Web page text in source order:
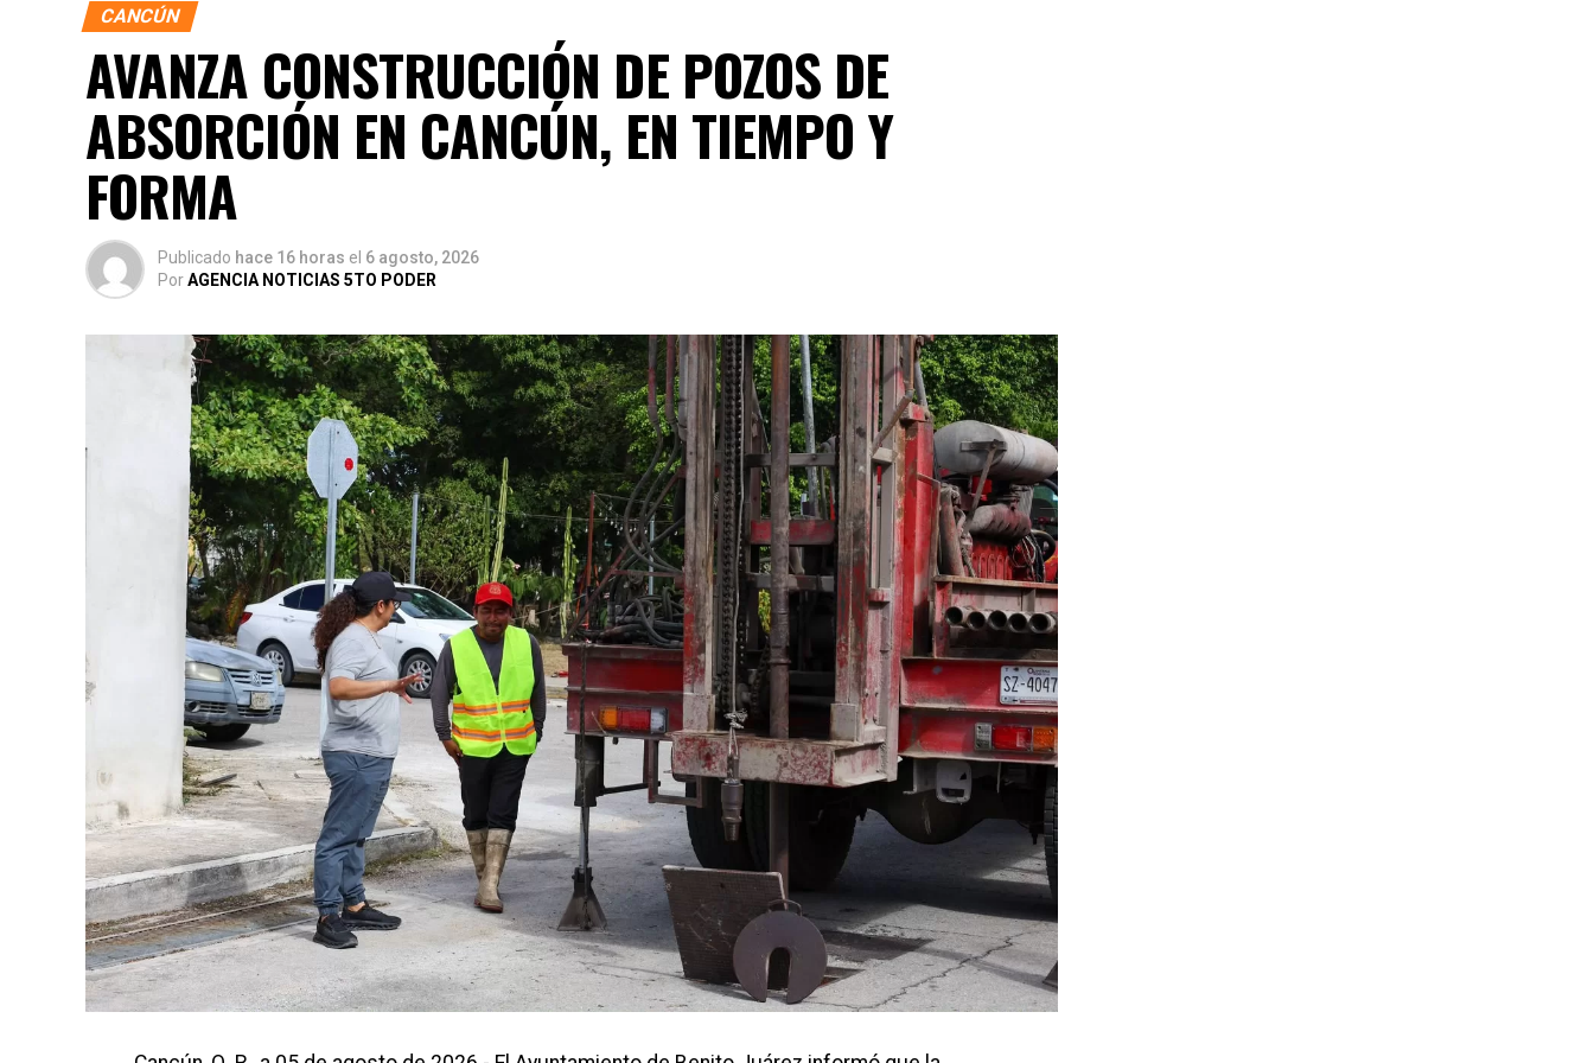
CANCÚN
AVANZA CONSTRUCCIÓN DE POZOS DE
ABSORCIÓN EN CANCÚN, EN TIEMPO Y
FORMA
Publicado hace 16 horas el 6 agosto, 2026
PorAGENCIA NOTICIAS 5TO PODER